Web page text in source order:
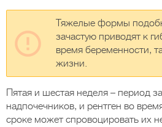
Тяжелые формы
зачастую приводят к
время беременности,
жизни.
Пятая и шестая неделя – период
надпочечников, и рентген во
сроке может спровоцировать их